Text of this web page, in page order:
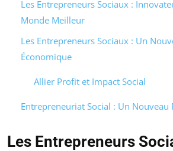
Les Entrepreneurs Sociaux :
Monde Meilleur
Les Entrepreneurs Sociaux : Un
Économique
Allier Profit et Impact Social
Entrepreneuriat Social : Un Nouveau
Les Entrepreneurs